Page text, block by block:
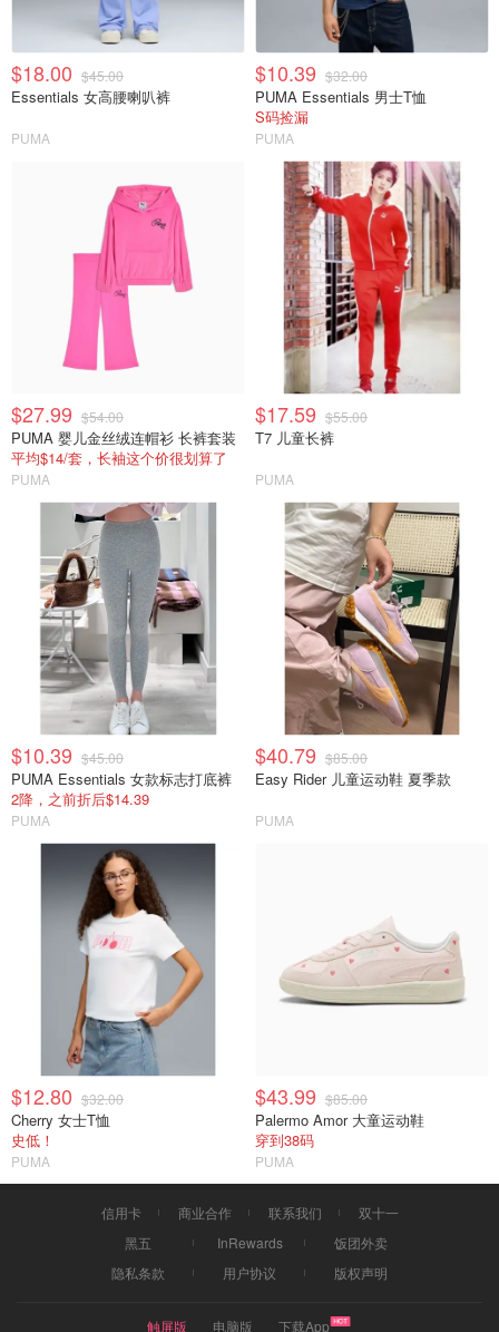
$18.00 $45.00
Essentials 女高腰喇叭裤
PUMA
$10.39 $32.00
PUMA Essentials 男士T恤
S码捡漏
PUMA
$27.99 $54.00
PUMA 婴儿金丝绒连帽衫 长裤套装
平均$14/套，长袖这个价很划算了
PUMA
$17.59 $55.00
T7 儿童长裤
PUMA
$10.39 $45.00
PUMA Essentials 女款标志打底裤
2降，之前折后$14.39
PUMA
$40.79 $85.00
Easy Rider 儿童运动鞋 夏季款
PUMA
$12.80 $32.00
Cherry 女士T恤
史低！
PUMA
$43.99 $85.00
Palermo Amor 大童运动鞋
穿到38码
PUMA
信用卡 商业合作 联系我们
双十一
黑五
InRewards
饭团外卖
隐私条款
用户协议 版权声明
触屏版 电脑版 下载App